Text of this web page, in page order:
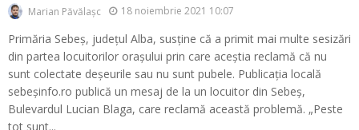
Marian Păvălașc 18 noiembrie 2021 10:07
Primăria Sebeș, județul Alba, susține că a primit mai multe sesizări
din partea locuitorilor orașului prin care aceștia reclamă că nu
sunt colectate deșeurile sau nu sunt pubele. Publicația locală
sebeșinfo.ro publică un mesaj de la un locuitor din Sebeș,
Bulevardul Lucian Blaga, care reclamă această problemă. „Peste
tot sunt...